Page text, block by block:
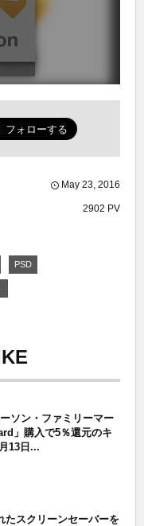
May 23, 2016
2902 PV
PSD
ソン・ファミリーマー
」購入で5％還元のキ
13日...
たスクリーンセーバーを